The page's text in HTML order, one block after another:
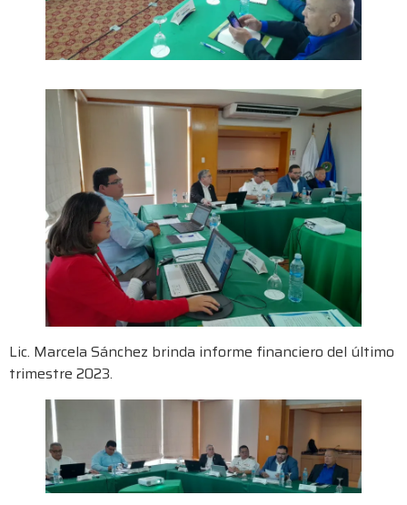
Lic. Marcela Sánchez brinda informe financiero del último
trimestre 2023.